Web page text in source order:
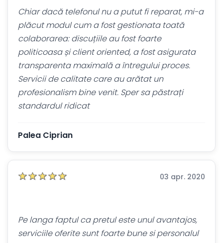
Chiar dacă telefonul nu a putut fi reparat, mi-a
plăcut modul cum a fost gestionata toată
colaborarea: discuțiile au fost foarte
politicoasa și client oriented, a fost asigurata
transparenta maximală a întregului proces.
Servicii de calitate care au arătat un
profesionalism bine venit. Sper sa păstrați
standardul ridicat
Palea Ciprian
03 apr. 2020
Pe langa faptul ca pretul este unul avantajos,
serviciile oferite sunt foarte bune si personalul